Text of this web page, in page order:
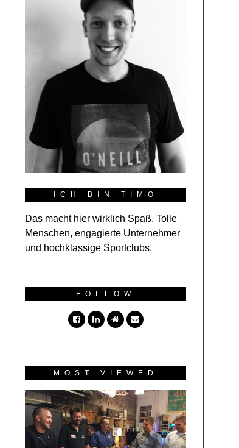
ICH BIN TIMO
Das macht hier wirklich Spaß. Tolle
Menschen, engagierte Unternehmer
und hochklassige Sportclubs.
FOLLOW
MOST VIEWED